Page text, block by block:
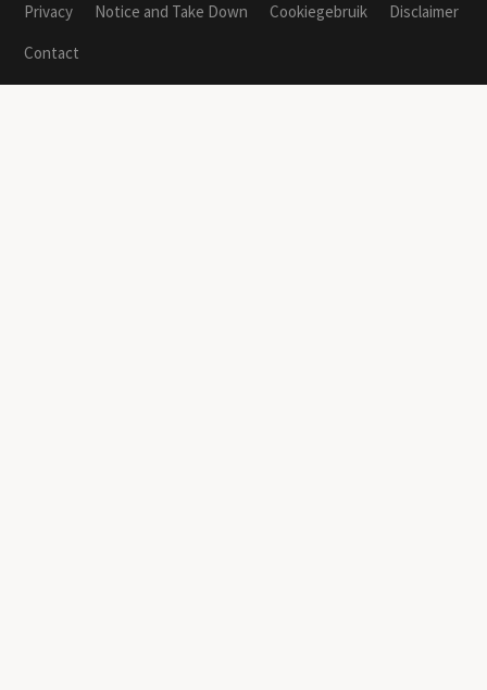
Privacy
Notice and Take Down Cookiegebruik
Disclaimer
Contact